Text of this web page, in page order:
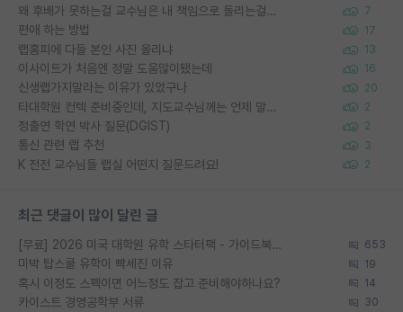
왜 후배가 못하는걸 교수님은 내 책임으로 돌리는걸까요? 7
편애 하는 방법 17
랩홈피에 다들 본인 사진 올리냐 13
이사이트가 처음엔 정말 도움많이됐는데 16
신생랩가지말라는 이유가 있었구나 20
타대학원 컨텍 준비중인데, 지도교수님께는 언제 말씀드려야 할까요? 2
정출연 학연 박사 질문(DGIST) 2
통신 관련 랩 추천 3
K 전전 교수님들 랩실 어떤지 질문드려요! 2
최근 댓글이 많이 달린 글
[무료] 2026 미국 대학원 유학 스타터팩 - 가이드북 & 합격자 컨택메일 템플릿 653
미박 탑스쿨 유학이 빡세진 이유 19
혹시 이정도 스펙이면 어느정도 잡고 준비해야하나요? 14
카이스트 경영공학부 서류 30